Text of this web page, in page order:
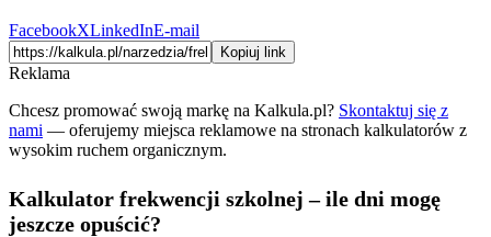
FacebookXLinkedInE-mail
Kopiuj link
Reklama
Chcesz promować swoją markę na Kalkula.pl? Skontaktuj się z
nami — oferujemy miejsca reklamowe na stronach kalkulatorów z
wysokim ruchem organicznym.
Kalkulator frekwencji szkolnej – ile dni mogę
jeszcze opuścić?